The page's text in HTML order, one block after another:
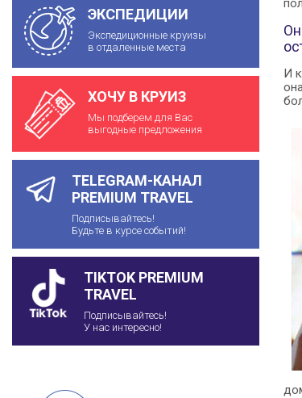
ЭКСПЕДИЦИИ
Экспедиционные круизы
в отдаленные места
ХОЧУ В КРУИЗ
Мы подберем для Вас
выгодные предложения
TELEGRAM-КАНАЛ
PREMIUM TRAVEL
Подписывайтесь!
Будьте в курсе событий!
TIKTOK PREMIUM
TRAVEL
Подписывайтесь!
У нас интересно!
И